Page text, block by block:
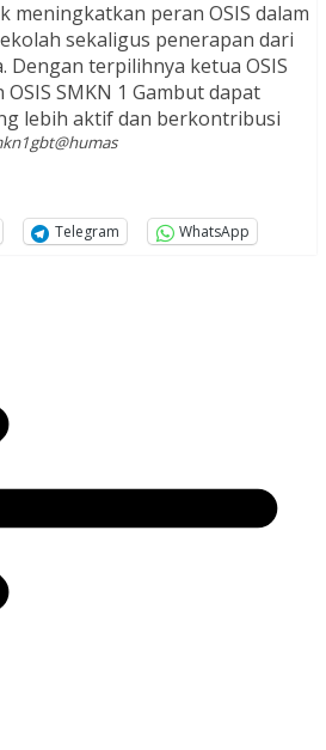
meningkatkan peran OSIS dalam
sekaligus penerapan dari
Dengan terpilihnya ketua OSIS
SMKN 1 Gambut dapat
lebih aktif dan berkontribusi
Telegram WhatsApp